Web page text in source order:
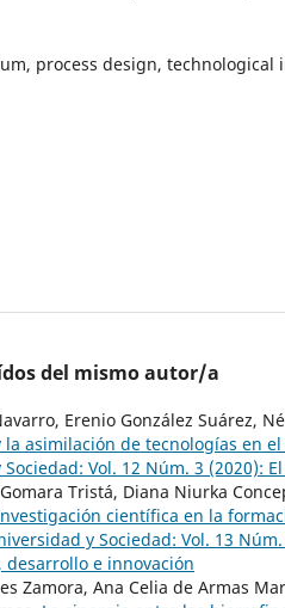
process design, technological
del mismo autor/a
Erenio González Suárez,
la asimilación de tecnologías en
Vol. 12 Núm. 3 (2020):
Tristá, Diana Niurka
científica en la
y Sociedad: Vol. 13
desarrollo e innovación
Zamora, Ana Celia de Armas